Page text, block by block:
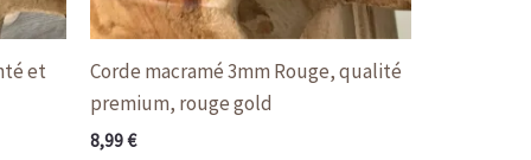
et
Corde macramé 3mm Rouge, qualité
premium, rouge gold
8,99€